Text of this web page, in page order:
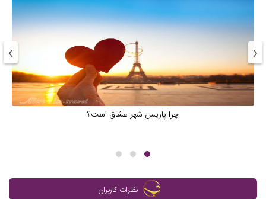
چرا پاریس شهر عشاق است؟
‹
›
نظرات کاربران